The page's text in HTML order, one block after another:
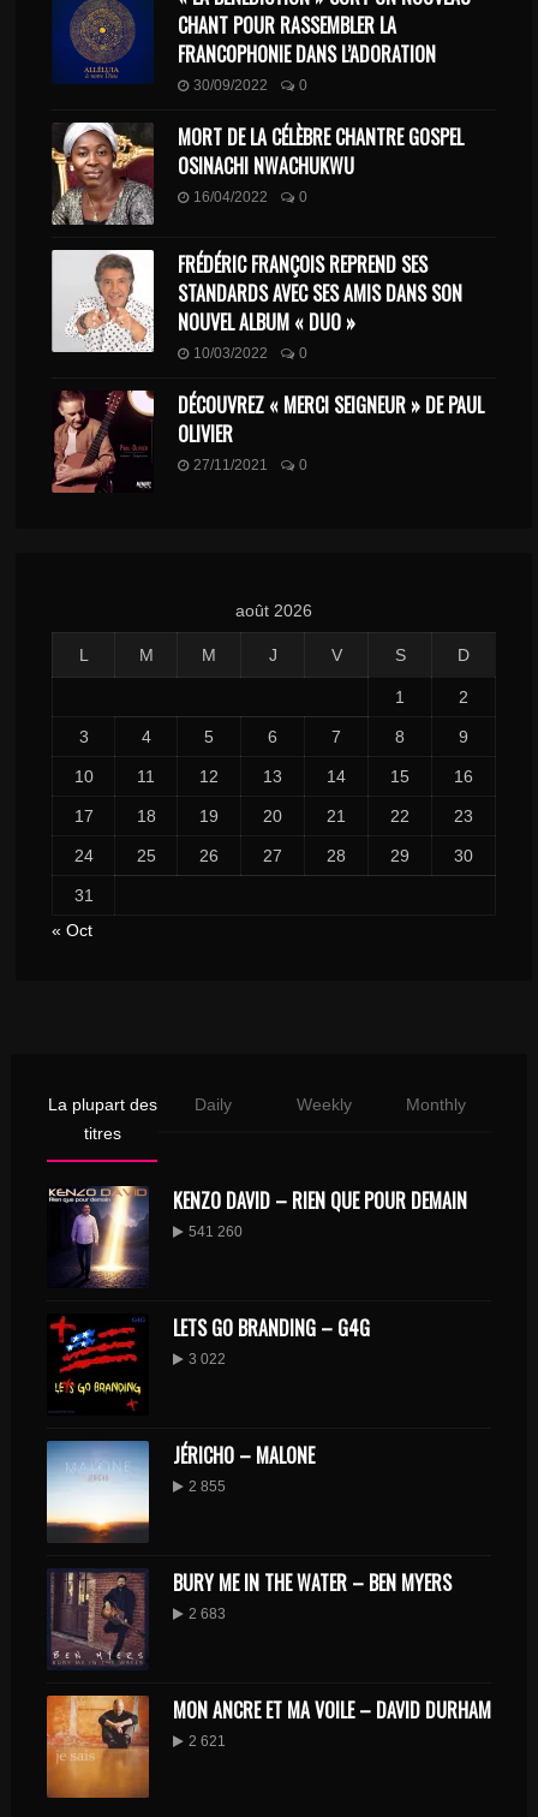
CHANT POUR RASSEMBLER LA
FRANCOPHONIE DANS L’ADORATION
30/09/2022 0
MORT DE LA CÉLÈBRE CHANTRE GOSPEL
OSINACHI NWACHUKWU
16/04/2022 0
FRÉDÉRIC FRANÇOIS REPREND SES
STANDARDS AVEC SES AMIS DANS SON
NOUVEL ALBUM « DUO »
10/03/2022 0
DÉCOUVREZ « MERCI SEIGNEUR » DE PAUL
OLIVIER
27/11/2021 0
août 2026
L M M J V S D
1 2
3 4 5 6 7 8 9
10 11 12 13 14 15 16
17 18 19 20 21 22 23
24 25 26 27 28 29 30
31
« Oct
La plupart des
titres
Daily Weekly Monthly
KENZO DAVID – RIEN QUE POUR DEMAIN
541 260
LETS GO BRANDING – G4G
3 022
JÉRICHO – MALONE
2 855
BURY ME IN THE WATER – BEN MYERS
2 683
MON ANCRE ET MA VOILE – DAVID DURHAM
2 621